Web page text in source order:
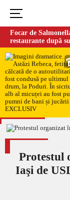
Focar de
restaurante după
Protestul
Iaşi de